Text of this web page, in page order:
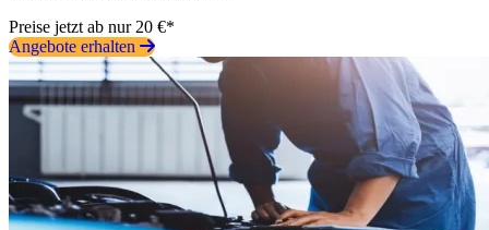
Preise jetzt ab nur 20 €*
Angebote erhalten